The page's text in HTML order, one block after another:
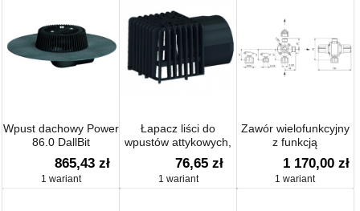
Wpust dachowy Power
86.0 DallBit
865,43 zł
1 wariant
Łapacz liści do
wpustów attykowych,
92 x 114 mm
76,65 zł
1 wariant
Zawór wielofunkcyjny
z funkcją
przeciwciśnienia,
antysyfonową,
przelewową i
1 170,00 zł
1 wariant